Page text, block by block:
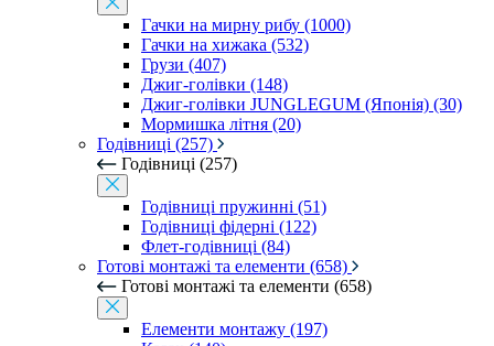
Гачки на мирну рибу (1000)
Гачки на хижака (532)
Грузи (407)
Джиг-голівки (148)
Джиг-голівки JUNGLEGUM (Японія) (30)
Мормишка літня (20)
Годівниці (257)
Годівниці (257)
Годівниці пружинні (51)
Годівниці фідерні (122)
Флет-годівниці (84)
Готові монтажі та елементи (658)
Готові монтажі та елементи (658)
Елементи монтажу (197)